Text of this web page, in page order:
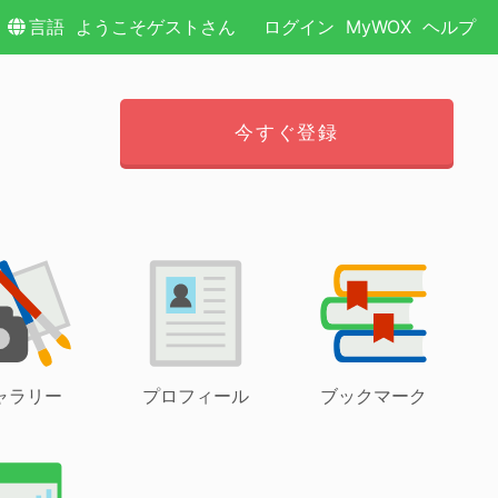
言語 ようこそゲストさん ログイン MyWOX ヘルプ
今すぐ登録
ラリー プロフィール ブックマーク